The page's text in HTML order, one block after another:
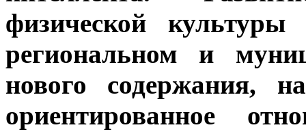
физической
региональном и
нового содержания,
ориентированное